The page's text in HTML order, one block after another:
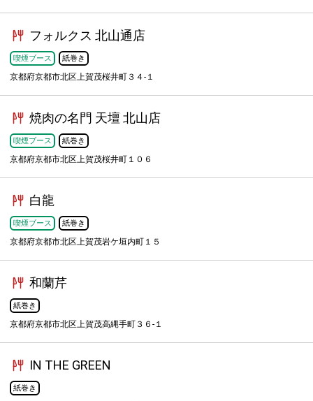
フォルクス 北山通店
喫煙ブース 紙巻き
京都府京都市北区上賀茂桜井町３４-１
焼肉の名門 天壇 北山店
喫煙ブース 紙巻き
京都府京都市北区上賀茂桜井町１０６
白龍
喫煙ブース 紙巻き
京都府京都市北区上賀茂岩ケ垣内町１５
和蘭芹
紙巻き
京都府京都市北区上賀茂高縄手町３６-１
IN THE GREEN
紙巻き